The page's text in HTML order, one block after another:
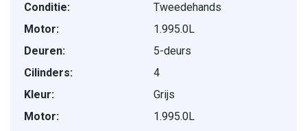
Conditie:
Tweedehands
Motor:
1.995.0L
Deuren:
5-deurs
Cilinders:
4
Kleur:
Grijs
Motor:
1.995.0L